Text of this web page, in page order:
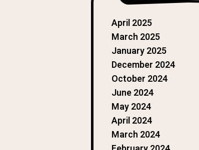
April 2025
March 2025
January 2025
December 2024
October 2024
June 2024
May 2024
April 2024
March 2024